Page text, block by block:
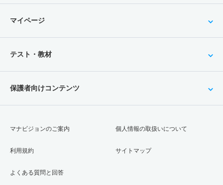
マイページ
テスト・教材
保護者向けコンテンツ
マナビジョンのご案内
利用規約
よくある質問と回答
個人情報の取扱いについて
サイトマップ